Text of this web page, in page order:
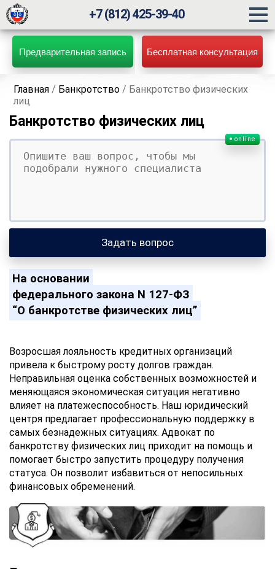
Предварительная запись Бесплатная консультация
+7 (812) 425-39-40
Главная / Банкротство / Банкротство физических
лиц
Банкротство физических лиц
Ваш вопрос
Ваше имя
Ваши контакты
online
Задать вопрос
На основании
федерального закона N 127-ФЗ
“О банкротстве физических лиц”
Возросшая лояльность кредитных организаций
привела к быстрому росту долгов граждан.
Неправильная оценка собственных возможностей и
меняющаяся экономическая ситуация негативно
влияет на платежеспособность. Наш юридический
центря предлагает профессиональную поддержку в
самых безнадежных ситуациях. Адвокат по
банкротству физических лиц приходит на помощь и
помогает быстро запустить процедуру получения
статуса. Он позволит избавиться от непосильных
финансовых обременений.